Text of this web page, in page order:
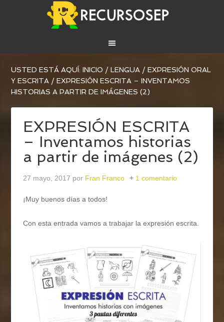
USTED ESTÁ AQUÍ:INICIO / LENGUA / EXPRESIÓN ORAL
Y ESCRITA / EXPRESIÓN ESCRITA – INVENTAMOS
HISTORIAS A PARTIR DE IMÁGENES (2)
EXPRESIÓN ESCRITA
– Inventamos historias
a partir de imágenes (2)
27 mayo, 2017 por Fran Franco 1 comentario
¡Muy buenos días a todos!
Con esta entrada vamos a trabajar la expresión escrita.